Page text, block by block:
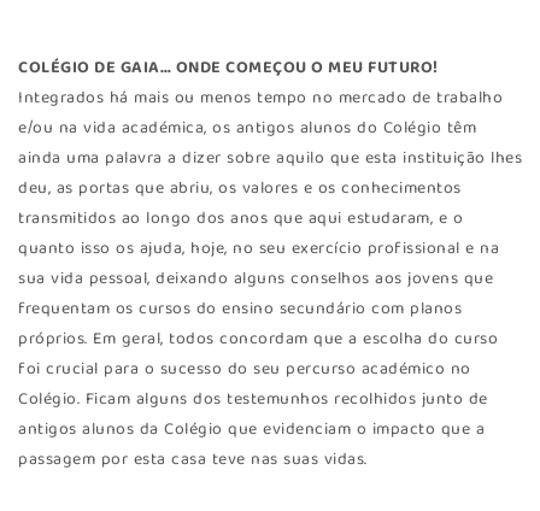
COLÉGIO DE GAIA… ONDE COMEÇOU O MEU FUTURO!
Integrados há mais ou menos tempo no mercado de trabalho
e/ou na vida académica, os antigos alunos do Colégio têm
ainda uma palavra a dizer sobre aquilo que esta instituição lhes
deu, as portas que abriu, os valores e os conhecimentos
transmitidos ao longo dos anos que aqui estudaram, e o
quanto isso os ajuda, hoje, no seu exercício profissional e na
sua vida pessoal, deixando alguns conselhos aos jovens que
frequentam os cursos do ensino secundário com planos
próprios. Em geral, todos concordam que a escolha do curso
foi crucial para o sucesso do seu percurso académico no
Colégio. Ficam alguns dos testemunhos recolhidos junto de
antigos alunos da Colégio que evidenciam o impacto que a
passagem por esta casa teve nas suas vidas.